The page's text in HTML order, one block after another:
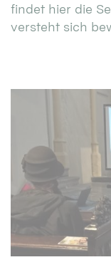
findet hier die
versteht sich